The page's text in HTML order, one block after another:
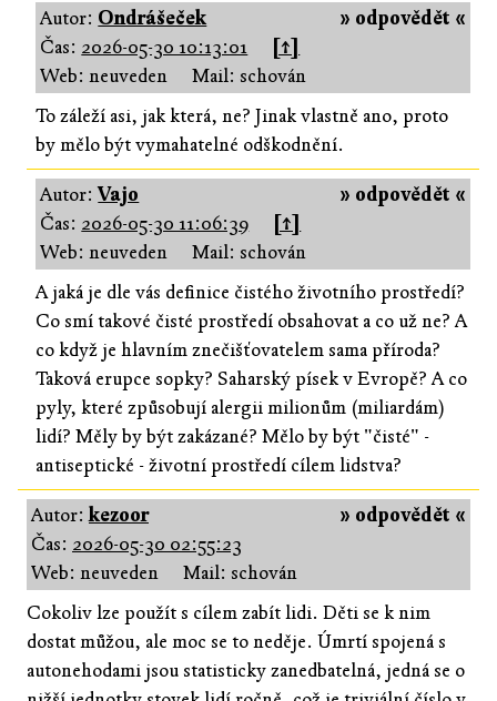
» odpovědět «
Autor: Ondrášeček
Čas: 2026-05-30 10:13:01
[↑]
Web: neuveden
Mail: schován
To záleží asi, jak která, ne? Jinak vlastně ano, proto
by mělo být vymahatelné odškodnění.
» odpovědět «
Autor:Vajo
Čas: 2026-05-30 11:06:39
[↑]
Web: neuveden
Mail: schován
A jaká je dle vás definice čistého životního prostředí?
Co smí takové čisté prostředí obsahovat a co už ne? A
co když je hlavním znečišťovatelem sama příroda?
Taková erupce sopky? Saharský písek v Evropě? A co
pyly, které způsobují alergii milionům (miliardám)
lidí? Měly by být zakázané? Mělo by být "čisté" -
antiseptické - životní prostředí cílem lidstva?
» odpovědět «
Autor:kezoor
Čas: 2026-05-30 02:55:23
Web: neuveden
Mail: schován
Cokoliv lze použít s cílem zabít lidi. Děti se k nim
dostat můžou, ale moc se to neděje. Úmrtí spojená s
autonehodami jsou statisticky zanedbatelná, jedná se o